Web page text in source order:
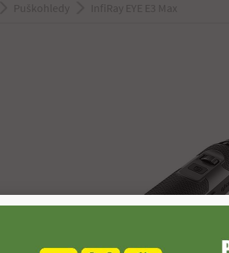
Puškohledy InfiRay EYE E3 Max